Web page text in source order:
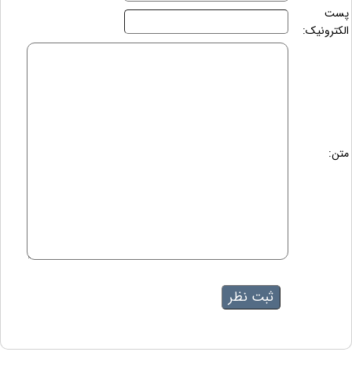
پست
الکترونیک:
متن: